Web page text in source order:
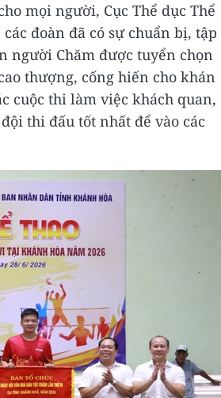
mọi người, Cục Thể dục Thể
đoàn đã có sự chuẩn bị, tập
người Chăm được tuyển chọn
thượng, cống hiến cho khán
cuộc thi làm việc khách quan,
thi đấu tốt nhất để vào các